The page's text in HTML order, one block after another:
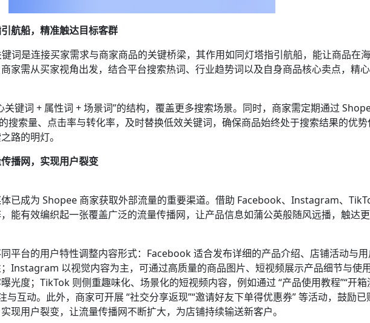
航船，精准触达目标客群​
词是连接买家需求与商家商品的关键桥梁，其作用如同灯塔指引航船，能让商品在
家需从买家视角出发，结合平台搜索热词、行业趋势词以及自身商品核心卖点，精
关键词 + 属性词 + 场景词”的结构，覆盖更多搜索场景。同时，商家需定期通过
搜索量、点击率与转化率，及时替换低效关键词，确保商品始终处于搜索结果的优
路的明灯。​
播网，实现用户裂变​
已成为 Shopee 商家获取外部流量的重要渠道。借助 Facebook、Instagram、
能有效编织起一张覆盖广泛的流量传播网，让产品信息如蒲公英般随风远播，触达
平台的用户特性调整内容形式：Facebook 适合发布详细的产品介绍、店铺活动与用
Instagram 以视觉内容为主，可通过高质量的商品图片、短视频展示产品细节与使用
光度；TikTok 则侧重趣味化、场景化的短视频内容，例如通过 “产品使用教程”“开箱
与互动。此外，商家可开展 “社交分享返现”“邀请好友下单得优惠券” 等活动，鼓励已
现用户裂变，让流量传播网不断扩大，为店铺持续输送新客户。​